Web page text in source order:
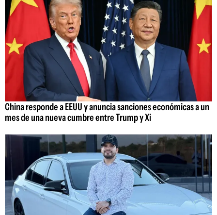
China responde a EEUU y anuncia sanciones económicas a un
mes de una nueva cumbre entre Trump y Xi